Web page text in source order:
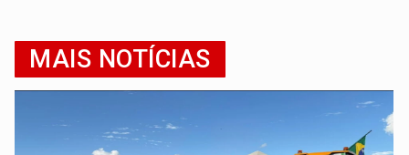
MAIS NOTÍCIAS